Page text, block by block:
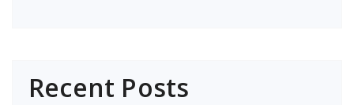
Recent Posts